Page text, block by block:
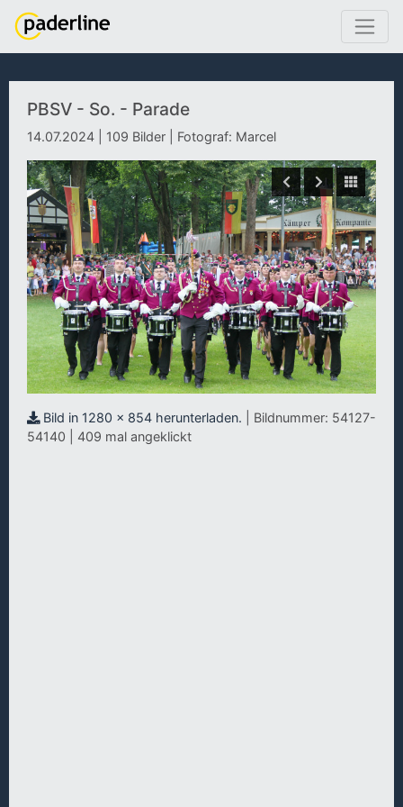
PBSV - So. - Parade
14.07.2024 | 109 Bilder | Fotograf: Marcel
Bild in 1280 x 854 herunterladen.
| Bildnummer: 54127-
54140 | 409 mal angeklickt